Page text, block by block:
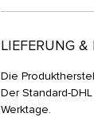
LIEFERUNG
Die
Der Standard-
Werktage.